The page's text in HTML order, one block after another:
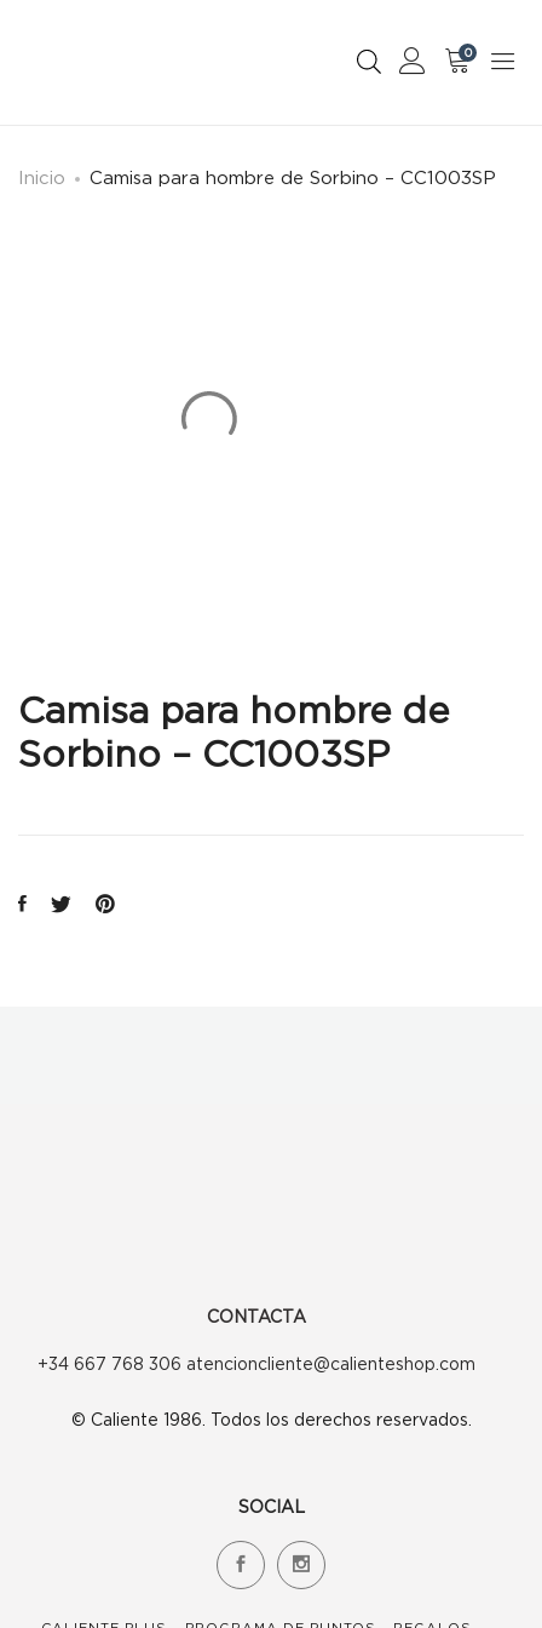
0
Inicio Camisa para hombre de Sorbino – CC1003SP
Camisa para hombre de
Sorbino – CC1003SP
CONTACTA
+34 667 768 306 atencioncliente@calienteshop.com
© Caliente 1986. Todos los derechos reservados.
SOCIAL